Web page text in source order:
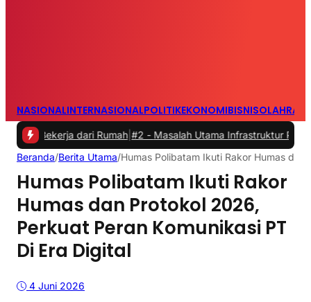
NASIONALINTERNASIONALPOLITIKEKONOMIBISNIS
dari Rumah|#2 -Masalah Utama Infrastruktur Pengisian
Beranda/Berita Utama/Humas Polibatam Ikuti Rakor Humas
Humas Polibatam Ikuti Rakor
Humas dan Protokol 2026,
Perkuat Peran Komunikasi PT
Di Era Digital
4 Juni 2026